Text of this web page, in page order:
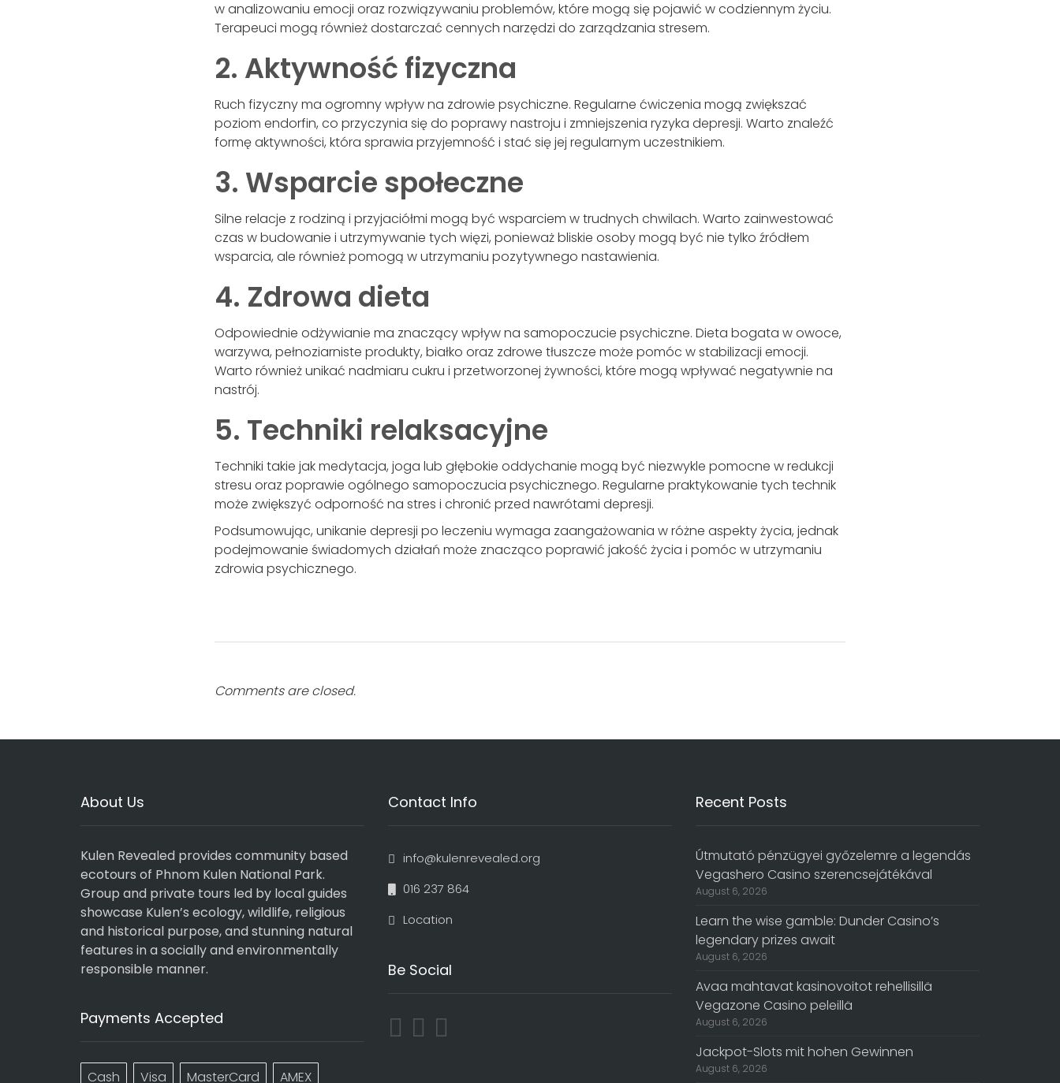
w analizowaniu emocji oraz rozwiązywaniu problemów, które mogą się pojawić w codziennym życiu.
Terapeuci mogą również dostarczać cennych narzędzi do zarządzania stresem.
2. Aktywność fizyczna
Ruch fizyczny ma ogromny wpływ na zdrowie psychiczne. Regularne ćwiczenia mogą zwiększać
poziom endorfin, co przyczynia się do poprawy nastroju i zmniejszenia ryzyka depresji. Warto znaleźć
formę aktywności, która sprawia przyjemność i stać się jej regularnym uczestnikiem.
3. Wsparcie społeczne
Silne relacje z rodziną i przyjaciółmi mogą być wsparciem w trudnych chwilach. Warto zainwestować
czas w budowanie i utrzymywanie tych więzi, ponieważ bliskie osoby mogą być nie tylko źródłem
wsparcia, ale również pomogą w utrzymaniu pozytywnego nastawienia.
4. Zdrowa dieta
Odpowiednie odżywianie ma znaczący wpływ na samopoczucie psychiczne. Dieta bogata w owoce,
warzywa, pełnoziarniste produkty, białko oraz zdrowe tłuszcze może pomóc w stabilizacji emocji.
Warto również unikać nadmiaru cukru i przetworzonej żywności, które mogą wpływać negatywnie na
nastrój.
5. Techniki relaksacyjne
Techniki takie jak medytacja, joga lub głębokie oddychanie mogą być niezwykle pomocne w redukcji
stresu oraz poprawie ogólnego samopoczucia psychicznego. Regularne praktykowanie tych technik
może zwiększyć odporność na stres i chronić przed nawrótami depresji.
Podsumowując, unikanie depresji po leczeniu wymaga zaangażowania w różne aspekty życia, jednak
podejmowanie świadomych działań może znacząco poprawić jakość życia i pomóc w utrzymaniu
zdrowia psychicznego.
Comments are closed.
About Us
Kulen Revealed provides community based
ecotours of Phnom Kulen National Park.
Group and private tours led by local guides
showcase Kulen’s ecology, wildlife, religious
and historical purpose, and stunning natural
features in a socially and environmentally
responsible manner.
Payments Accepted
Cash Visa MasterCard AMEX
Contact Info
info@kulenrevealed.org
016 237 864
Location
Be Social
Recent Posts
Útmutató pénzügyei győzelemre a legendás
Vegashero Casino szerencsejátékával
August 6, 2026
Learn the wise gamble: Dunder Casino’s
legendary prizes await
August 6, 2026
Avaa mahtavat kasinovoitot rehellisillä
Vegazone Casino peleillä
August 6, 2026
Jackpot-Slots mit hohen Gewinnen
August 6, 2026